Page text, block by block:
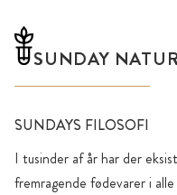
SUNDAY
SUNDAYS FILOSOFI
I tusinder af år har der
fremragende fødevarer i